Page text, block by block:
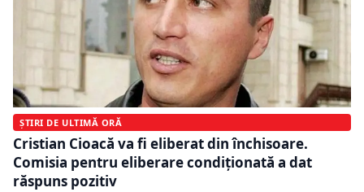
ȘTIRI DE ULTIMĂ ORĂ
Cristian Cioacă va fi eliberat din închisoare.
Comisia pentru eliberare condiționată a dat
răspuns pozitiv